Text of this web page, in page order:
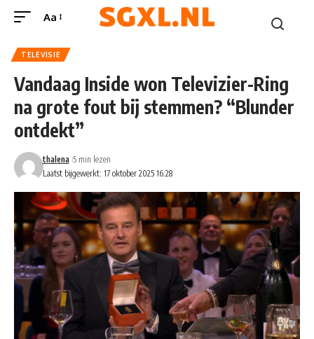
Aa
TELEVISIE
Vandaag Inside won Televizier-Ring
na grote fout bij stemmen? “Blunder
ontdekt”
Laatst bijgewerkt: 17 oktober 2025 16:28
thalena 5 min lezen